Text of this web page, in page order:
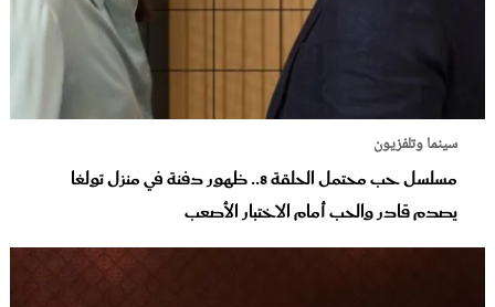
سينما وتلفزيون
مسلسل حب محتمل الحلقة 8.. ظهور دفنة في منزل تولغا
يصدم قادر والحب أمام الاختبار الأصعب